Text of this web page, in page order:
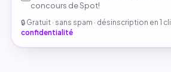
concours de Spot!
🔒 Gratuit · sans spam · désinscription en 1
confidentialité